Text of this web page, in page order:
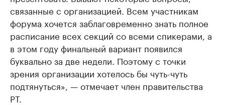
связанные с организацией. Всем участникам
форума хочется заблаговременно знать полное
расписание всех секций со всеми спикерами, а
в этом году финальный вариант появился
буквально за две недели. Поэтому с точки
зрения организации хотелось бы чуть-чуть
подтянуться», — отмечает член правительства
РT.